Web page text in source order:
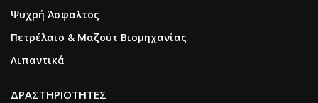
Ψυχρή Άσφαλτος
Πετρέλαιο & Μαζούτ Βιομηχανίας
Λιπαντικά
ΔΡΑΣΤΗΡΙΟΤΗΤΕΣ